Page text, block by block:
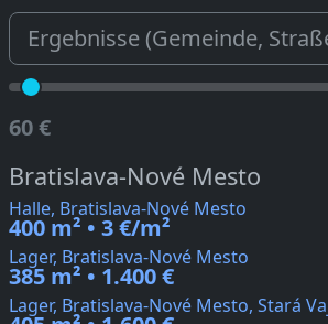
60 €
Bratislava-Nové Mesto
Halle, Bratislava-Nové Mesto
400 m² • 3 €/m²
Lager, Bratislava-Nové Mesto
385 m² • 1.400 €
Lager, Bratislava-Nové Mesto, Stará